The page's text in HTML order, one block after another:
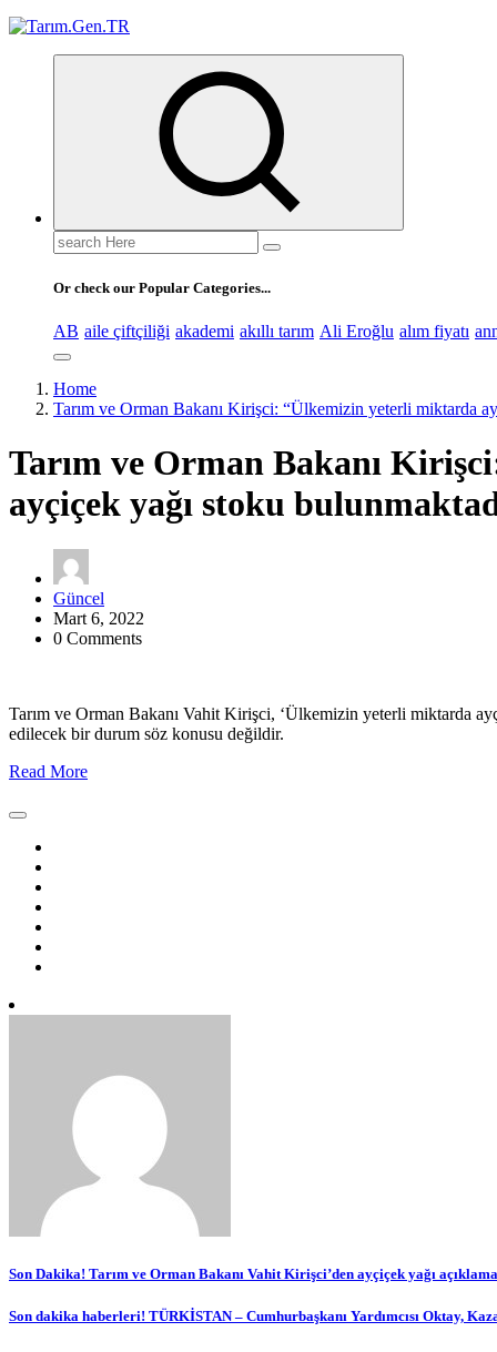
Türk Tarımının İnternetteki Adresi
Search
for:
Or check our Popular Categories...
AB aile çiftçiliği akademi akıllı tarım Ali Eroğlu alım fiyatı
Home
Tarım ve Orman Bakanı Kirişci: “Ülkemizin yeterli miktarda
Tarım ve Orman Bakanı
ayçiçek yağı stoku
Güncel
Mart 6, 2022
0 Comments
Tarım ve Orman Bakanı Vahit Kirişci, ‘Ülkemizin yeterli miktarda
edilecek bir durum söz konusu değildir.
Read More
Yazı
gezinmesi
Son Dakika! Tarım ve Orman Bakanı Vahit Kirişci’den ayçiçek yağı
Son dakika haberleri! TÜRKİSTAN – Cumhurbaşkanı Yardımcısı Oktay,